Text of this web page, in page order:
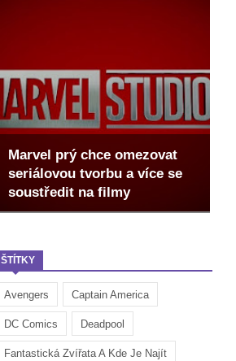
Marvel prý chce omezovat
seriálovou tvorbu a více se
soustředit na filmy
ŠTÍTKY
Avengers Captain America
DC Comics Deadpool
Fantastická Zvířata A Kde Je Najít